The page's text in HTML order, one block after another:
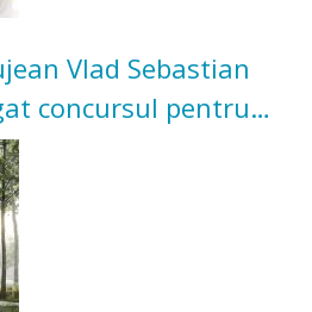
Vlad Sebastian
concursul pentru
Grădinii Casei